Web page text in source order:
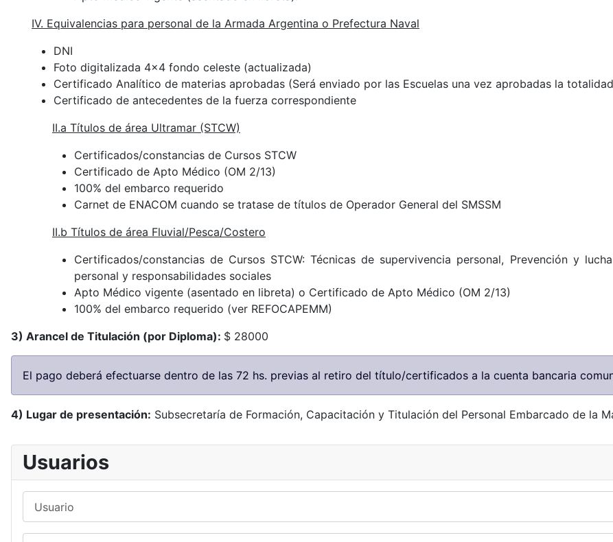
IV. Equivalencias para personal de la Armada Argentina o Prefectura Naval
DNI
Foto digitalizada 4x4 fondo celeste (actualizada)
Certificado Analítico de materias aprobadas (Será enviado por las Escuelas una vez aprobadas la
Certificado de antecedentes de la fuerza correspondiente
II.a Títulos de área Ultramar (STCW)
Certificados/constancias de Cursos STCW
Certificado de Apto Médico (OM 2/13)
100% del embarco requerido
Carnet de ENACOM cuando se tratase de títulos de Operador General del SMSSM
II.b Títulos de área Fluvial/Pesca/Costero
Certificados/constancias de Cursos STCW: Técnicas de supervivencia personal, Prevención y
personal y responsabilidades sociales
Apto Médico vigente (asentado en libreta) o Certificado de Apto Médico (OM 2/13)
100% del embarco requerido (ver REFOCAPEMM)
3) Arancel de Titulación (por Diploma): $ 28000
El pago deberá efectuarse dentro de las 72 hs. previas al retiro del título/certificados a la cuenta bancaria
4) Lugar de presentación: Subsecretaría de Formación, Capacitación y Titulación del Personal Embarcado de la
Usuarios